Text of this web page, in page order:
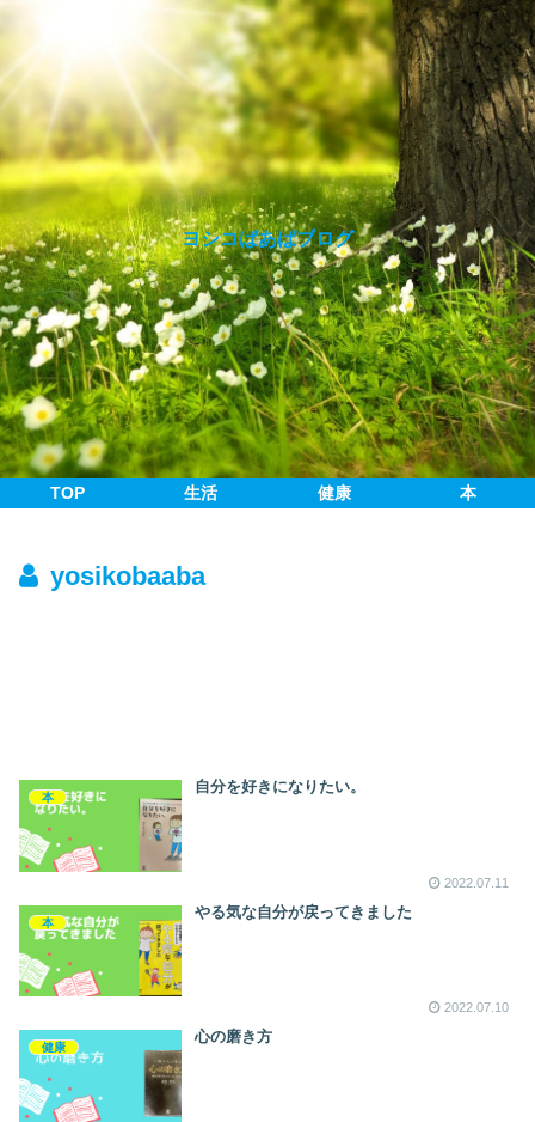
ヨシコばあばブログ
TOP 生活 健康 本
yosikobaaba
本
自分を好きになりたい。
2022.07.11
本
やる気な自分が戻ってきました
2022.07.10
健康
心の磨き方